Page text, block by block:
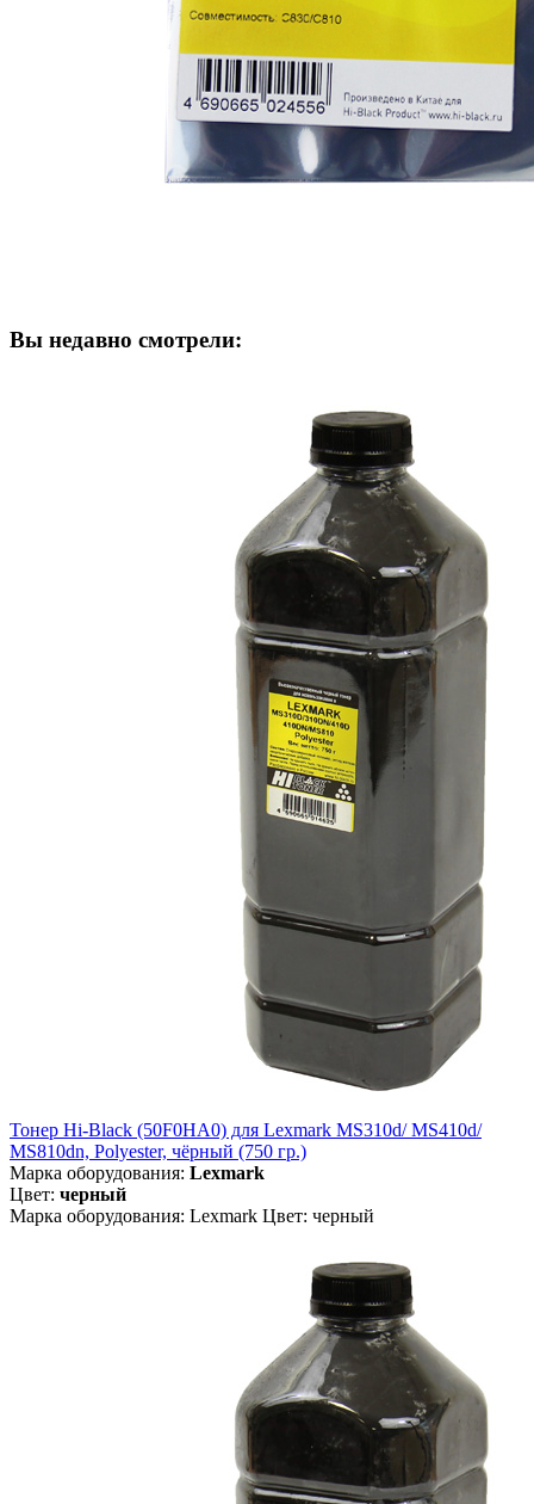
Вы недавно смотрели:
Тонер Hi-Black (50F0HA0) для Lexmark MS310d/ MS410d/
MS810dn, Polyester, чёрный (750 гр.)
Марка оборудования: Lexmark
Цвет: черный
Марка оборудования: Lexmark Цвет: черный